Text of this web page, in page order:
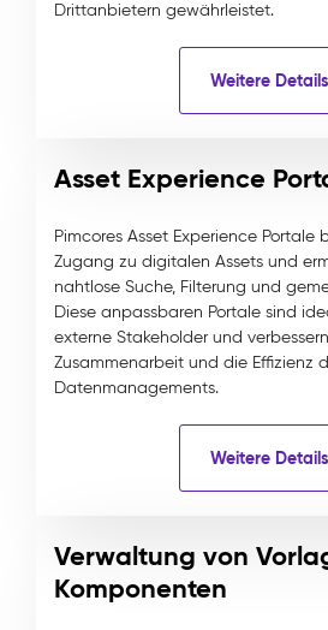
Drittanbietern gewährleistet.
Weitere Details
Asset Experience
Pimcores Asset Experience Portale
Zugang zu digitalen Assets und
nahtlose Suche, Filterung und
Diese anpassbaren Portale sind
externe Stakeholder und
Zusammenarbeit und die Effizienz
Datenmanagements.
Weitere Details
Verwaltung von
Komponenten